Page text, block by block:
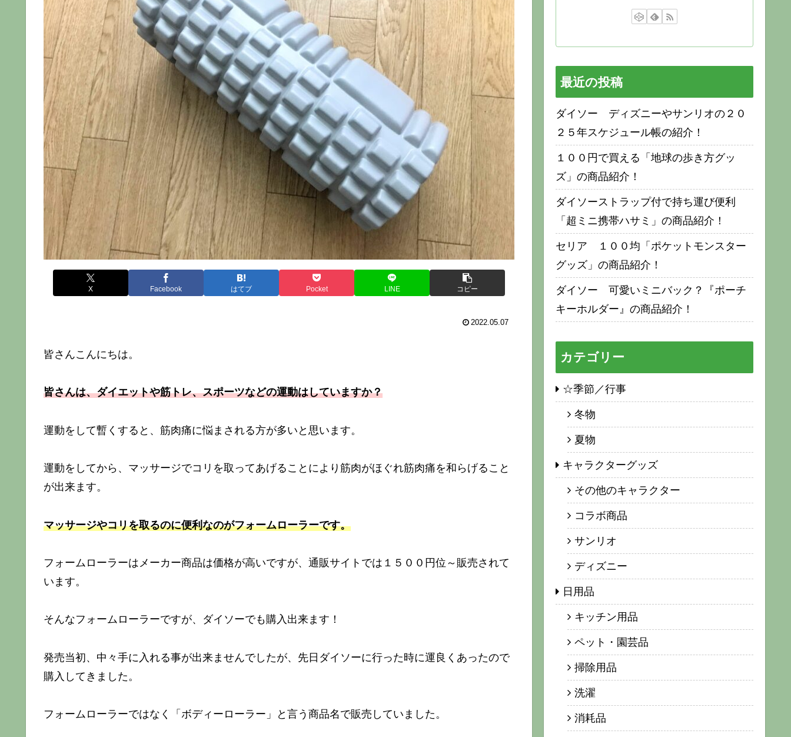
X Facebook はてブ Pocket LINE コピー
2022.05.07
皆さんこんにちは。
皆さんは、ダイエットや筋トレ、スポーツなどの運動はしていますか？
運動をして暫くすると、筋肉痛に悩まされる方が多いと思います。
運動をしてから、マッサージでコリを取ってあげることにより筋肉がほぐれ筋肉痛を和らげること
が出来ます。
マッサージやコリを取るのに便利なのがフォームローラーです。
フォームローラーはメーカー商品は価格が高いですが、通販サイトでは１５００円位～販売されて
います。
そんなフォームローラーですが、ダイソーでも購入出来ます！
発売当初、中々手に入れる事が出来ませんでしたが、先日ダイソーに行った時に運良くあったので
購入してきました。
フォームローラーではなく「ボディーローラー」と言う商品名で販売していました。
最近の投稿
ダイソー ディズニーやサンリオの２０
２５年スケジュール帳の紹介！
１００円で買える「地球の歩き方グッ
ズ」の商品紹介！
ダイソーストラップ付で持ち運び便利
「超ミニ携帯ハサミ」の商品紹介！
セリア １００均「ポケットモンスター
グッズ」の商品紹介！
ダイソー 可愛いミニバック？『ポーチ
キーホルダー』の商品紹介！
カテゴリー
☆季節／行事
冬物
夏物
キャラクターグッズ
その他のキャラクター
コラボ商品
サンリオ
ディズニー
日用品
キッチン用品
ペット・園芸品
掃除用品
洗濯
消耗品